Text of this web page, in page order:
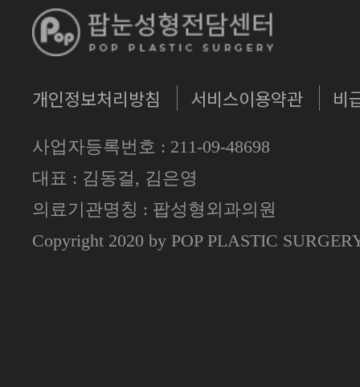
개인정보처리방침 서비스이용약관 비
사업자등록번호 : 211-09-48698
대표 : 김동걸, 김은영
의료기관명칭 : 팝성형외과의원
Copyright 2020 by POP PLASTIC